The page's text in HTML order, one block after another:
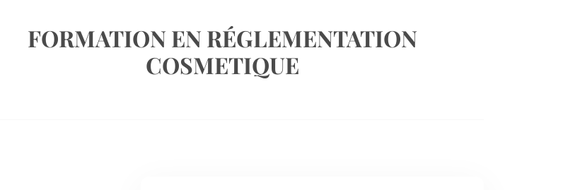
FORMATION EN RÉGLEMENTATION
COSMETIQUE